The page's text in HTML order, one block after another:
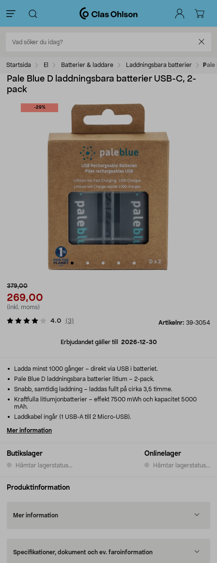
Startsida El Batterier & laddare Laddningsbara batterier
Pale Blue D laddningsbara batterier USB-C, 2-
pack
-29%
379,00
269,00
(inkl. moms)
Artikelnr: 39-3054
4.0 (3)
Erbjudandet gäller till 2026-12-30
Butikslager
Hämtar lagerstatus...
Onlinelager
Hämtar lagerstatus...
Ladda minst 1000 gånger – direkt via USB i batteriet.
Pale Blue D laddningsbara batterier litium – 2-pack.
Snabb, samtidig laddning – laddas fullt på cirka 3,5 timme.
Kraftfulla litiumjonbatterier – effekt 7500 mWh och kapacitet 5000
mAh.
Laddkabel ingår (1 USB-A till 2 Micro-USB).
Mer information
Produktinformation
Mer information
Specifikationer, dokument och ev. faroinformation